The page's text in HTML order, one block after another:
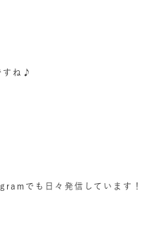
すね♪
でも日々発信しています！